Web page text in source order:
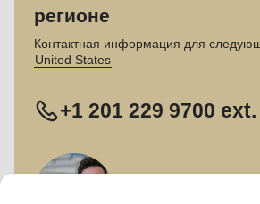
регионе
Контактная информация для
United States
+1 201 229 9700